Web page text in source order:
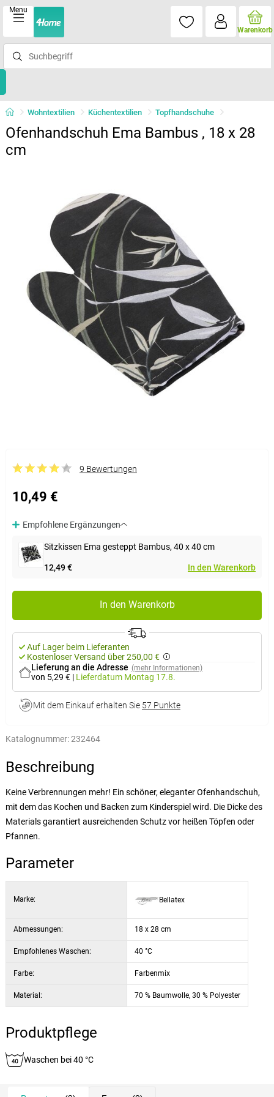
Menu
Warenkorb
Wohntextilien Küchentextilien Topfhandschuhe
Ofenhandschuh Ema Bambus , 18 x 28
cm
9 Bewertungen
10,49 €
Empfohlene Ergänzungen
Sitzkissen Ema gesteppt Bambus, 40 x 40 cm
12,49 € In den Warenkorb
In den Warenkorb
Auf Lager beim Lieferanten
Kostenloser Versand über 250,00 €
Lieferung an die Adresse (mehr Informationen)
von 5,29 € | Lieferdatum Montag 17.8.
Mit dem Einkauf erhalten Sie 57 Punkte
Katalognummer:232464
Beschreibung
Keine Verbrennungen mehr! Ein schöner, eleganter Ofenhandschuh,
mit dem das Kochen und Backen zum Kinderspiel wird. Die Dicke des
Materials garantiert ausreichenden Schutz vor heißen Töpfen oder
Pfannen.
Parameter
Marke: Bellatex
Abmessungen: 18 x 28 cm
Empfohlenes Waschen: 40 °C
Farbe: Farbenmix
Material: 70 % Baumwolle, 30 % Polyester
Produktpflege
Waschen bei 40 °C